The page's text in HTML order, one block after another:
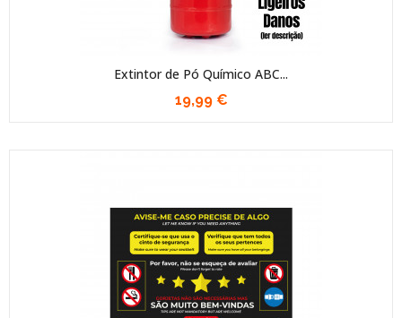
Extintor de Pó Químico ABC...
19,99 €